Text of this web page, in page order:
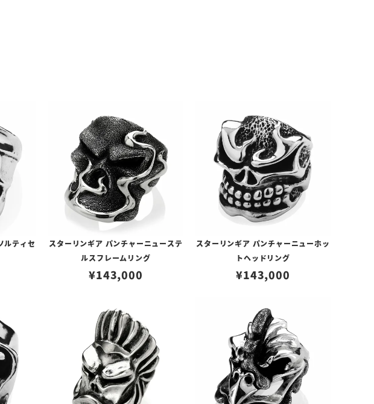
ルティセ
スターリンギア パンチャーニューステ
ルスフレームリング
¥143,000
スターリンギア パンチャーニューホッ
トヘッドリング
¥143,000